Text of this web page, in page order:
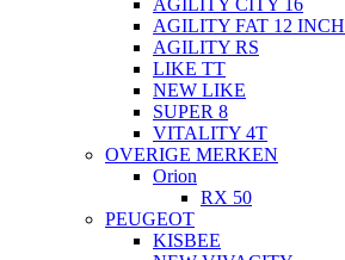
AGILITY CITY 16
AGILITY FAT 12 INCH
AGILITY RS
LIKE TT
NEW LIKE
SUPER 8
VITALITY 4T
OVERIGE MERKEN
Orion
RX 50
PEUGEOT
KISBEE